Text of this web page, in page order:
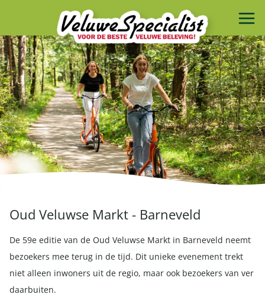
Oud Veluwse Markt - Barneveld
De 59e editie van de Oud Veluwse Markt in Barneveld neemt
bezoekers mee terug in de tijd. Dit unieke evenement trekt
niet alleen inwoners uit de regio, maar ook bezoekers van ver
daarbuiten.